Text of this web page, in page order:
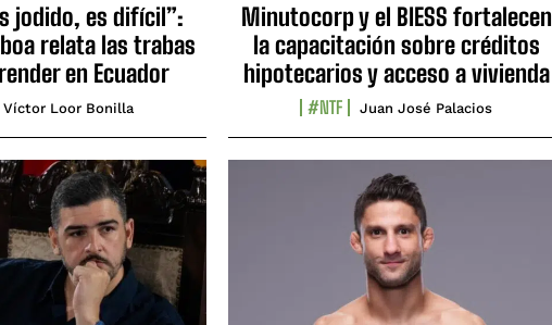
jodido, es difícil”:
relata las trabas
en Ecuador
Víctor Loor Bonilla
Minutocorp y el BIESS fortalecen
la capacitación sobre créditos
hipotecarios y acceso a vivienda
#NTF Juan José Palacios